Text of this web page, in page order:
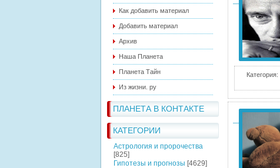
Как добавить материал
Добавить материал
Архив
Наша Планета
Планета Тайн
Из жизни. ру
ПЛАНЕТА В КОНТАКТЕ
КАТЕГОРИИ
Астрология и пророчества
[825]
Гипотезы и прогнозы [4629]
Категория: